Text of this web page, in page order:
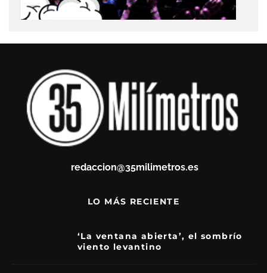
redaccion@35milimetros.es
LO MÁS RECIENTE
‘La ventana abierta’, el sombrío
viento levantino